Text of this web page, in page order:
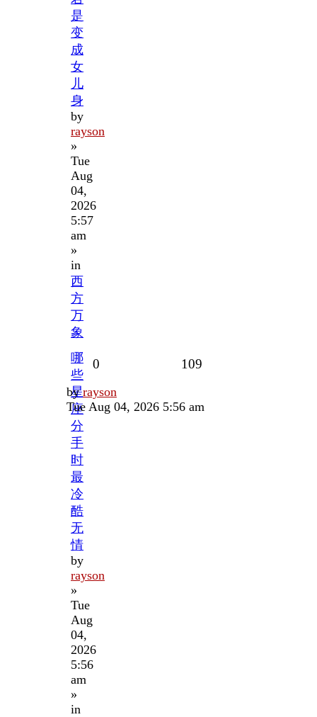
是
变
成
女
儿
身
by
rayson
»
Tue
Aug
04,
2026
5:57
am
»
in
西
方
万
象
哪
些
星
座
分
手
时
最
冷
酷
无
情
by
rayson
»
Tue
Aug
04,
2026
5:56
am
»
in
0 109
Last
post
byrayson
Tue Aug 04, 2026 5:56 am